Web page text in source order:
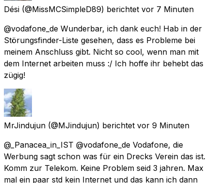
Dési (@MissMCSimpleD89) berichtet vor 7 Minuten
@vodafone_de Wunderbar, ich dank euch! Hab in der
Störungsfinder-Liste gesehen, dass es Probleme bei
meinem Anschluss gibt. Nicht so cool, wenn man mit
dem Internet arbeiten muss :/ Ich hoffe ihr behebt das
zügig!
MrJindujun (@MJindujun) berichtet vor 9 Minuten
@_Panacea_in_IST @vodafone_de Vodafone, die
Werbung sagt schon was für ein Drecks Verein das ist.
Komm zur Telekom. Keine Problem seid 3 jahren. Max
mal ein paar std kein Internet und das kann ich dann